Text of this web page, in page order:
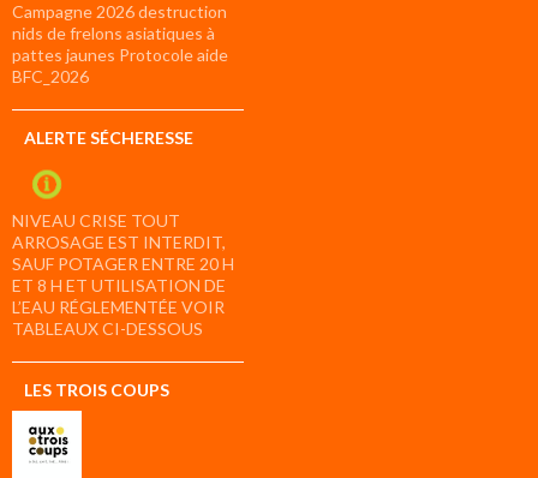
Campagne 2026 destruction
nids de frelons asiatiques à
pattes jaunes Protocole aide
BFC_2026
ALERTE SÉCHERESSE
NIVEAU CRISE TOUT
ARROSAGE EST INTERDIT,
SAUF POTAGER ENTRE 20 H
ET 8 H ET UTILISATION DE
L’EAU RÉGLEMENTÉE VOIR
TABLEAUX CI-DESSOUS
LES TROIS COUPS